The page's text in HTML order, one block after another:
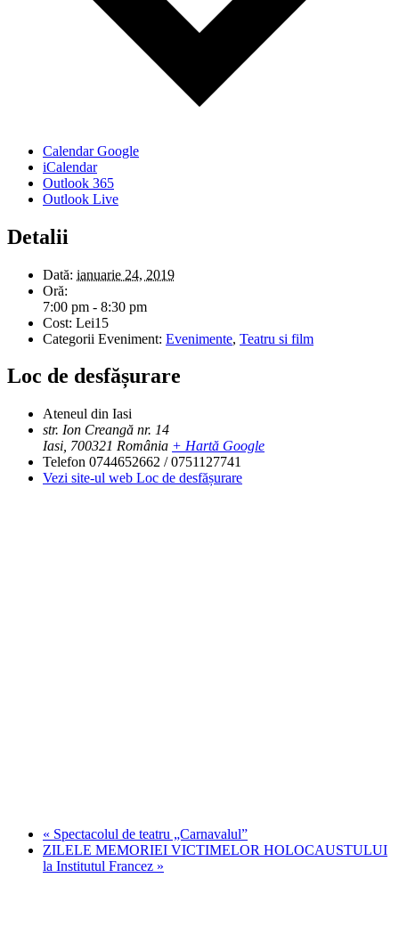
Calendar Google
iCalendar
Outlook 365
Outlook Live
Detalii
Dată: ianuarie 24, 2019
Oră:
7:00 pm - 8:30 pm
Cost: Lei15
Categorii Eveniment: Evenimente, Teatru si film
Loc de desfășurare
Ateneul din Iasi
str. Ion Creangă nr. 14
Iasi 700321 România + Hartă Google
Telefon 0744652662 / 0751127741
Vezi site-ul web Loc de desfășurare
« Spectacolul de teatru „Carnavalul”
ZILELE MEMORIEI VICTIMELOR HOLOCAUSTULUI
la Institutul Francez »